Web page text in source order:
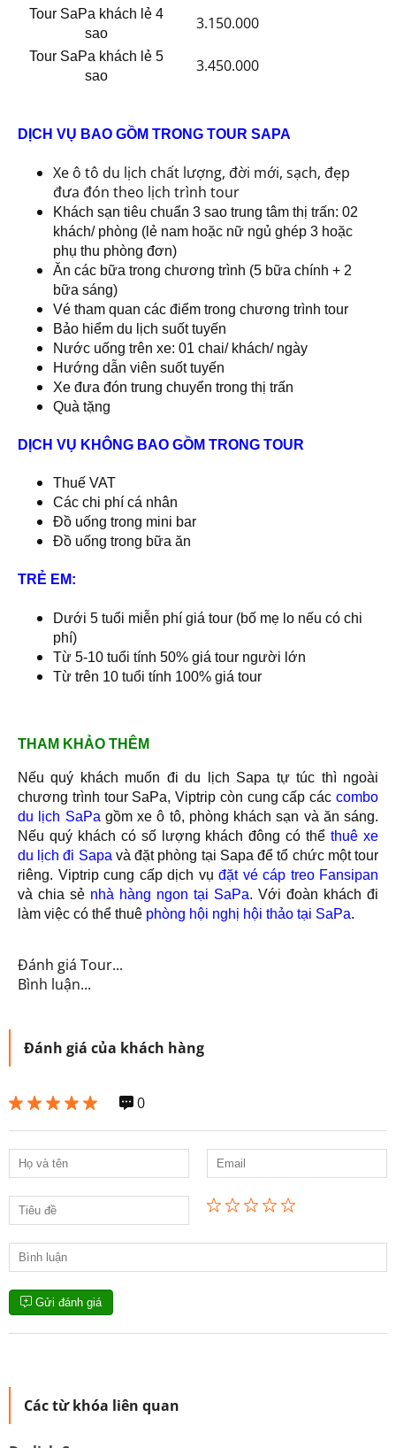
Tour SaPa khách lẻ 4
sao
3.150.000
Tour SaPa khách lẻ 5
sao
3.450.000
DỊCH VỤ BAO GỒM TRONG TOUR SAPA
Xe ô tô du lịch chất lượng, đời mới, sạch, đẹp
đưa đón theo lịch trình tour
Khách sạn tiêu chuẩn 3 sao trung tâm thị trấn: 02
khách/ phòng (lẻ nam hoặc nữ ngủ ghép 3 hoặc
phụ thu phòng đơn)
Ăn các bữa trong chương trình (5 bữa chính + 2
bữa sáng)
Vé tham quan các điểm trong chương trình tour
Bảo hiểm du lịch suốt tuyến
Nước uống trên xe: 01 chai/ khách/ ngày
Hướng dẫn viên suốt tuyến
Xe đưa đón trung chuyển trong thị trấn
Quà tặng
DỊCH VỤ KHÔNG BAO GỒM TRONG TOUR
Thuế VAT
Các chi phí cá nhân
Đồ uống trong mini bar
Đồ uống trong bữa ăn
TRẺ EM:
Dưới 5 tuổi miễn phí giá tour (bố mẹ lo nếu có chi
phí)
Từ 5-10 tuổi tính 50% giá tour người lớn
Từ trên 10 tuổi tính 100% giá tour
THAM KHẢO THÊM
Nếu quý khách muốn đi du lịch Sapa tự túc thì ngoài
chương trình tour SaPa, Viptrip còn cung cấp các combo
du lịch SaPa gồm xe ô tô, phòng khách sạn và ăn sáng.
Nếu quý khách có số lượng khách đông có thểthuê xe
du lịch đi Sapa và đặt phòng tại Sapa để tổ chức một tour
riêng. Viptrip cung cấp dịch vụ đặt vé cáp treo Fansipan
và chia sẻ nhà hàng ngon tại SaPa. Với đoàn khách đi
làm việc có thể thuê phòng hội nghị hội thảo tại SaPa.
Đánh giá Tour...
Bình luận...
Đánh giá của khách hàng
0
Gửi đánh giá
Các từ khóa liên quan